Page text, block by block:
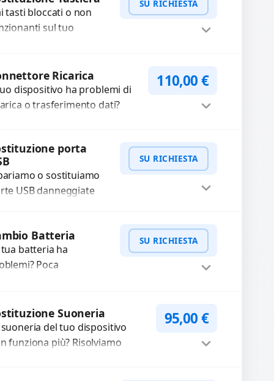
i dati
tasti bloccati o non
sul tuo
tastiera con ricambi
qualità...
SU RICHIESTA
PreventivoRicarica
dispositivo ha problemi di
o trasferimento dati?
allentati, danneggiati,...
110,00€
Procedi
porta
o sostituiamo
USB danneggiate
ricambi di alta
garantiti per...
SU RICHIESTA
WhatsApp
Batteria
tua batteria ha
Poca
esauriti?
la...
SU RICHIESTA
PreventivoSuoneria
suoneria del tuo dispositivo
funziona più? Risolviamo
95,00€